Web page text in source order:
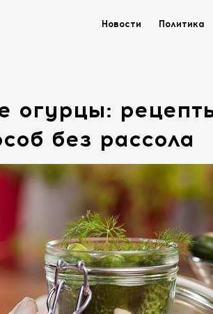
Новости Политика
огурцы:
без рассола